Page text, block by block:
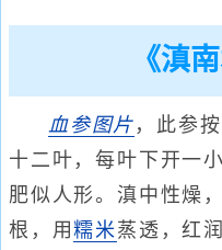
《滇
血参图片 ，此参
十二叶，每叶下开一
肥似人形。滇中性燥
根，用糯米蒸透，红